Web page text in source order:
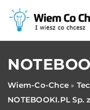
Wiem-Co-Chce »
NOTEBOOKI.PL Sp.